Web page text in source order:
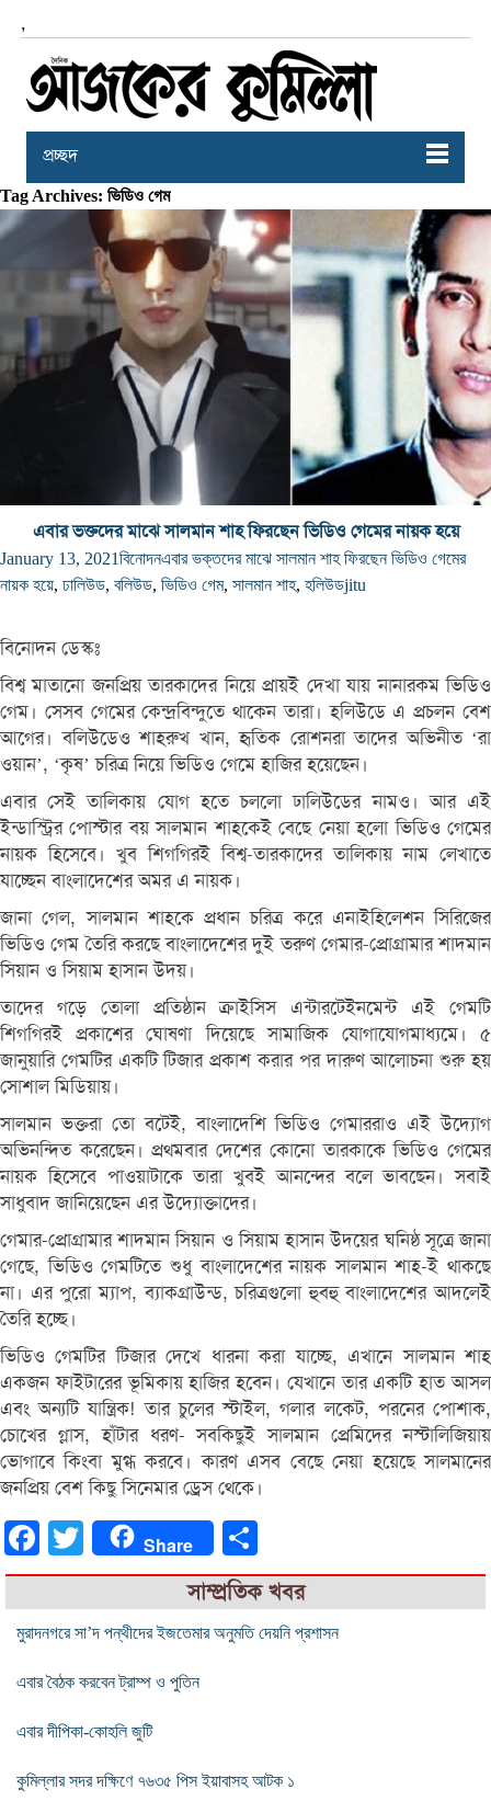
,
প্রচ্ছদ
Tag Archives: ভিডিও গেম
এবার ভক্তদের মাঝে সালমান শাহ ফিরছেন ভিডিও গেমের নায়ক হয়ে
January 13, 2021বিনোদনএবার ভক্তদের মাঝে সালমান শাহ ফিরছেন ভিডিও গেমের
নায়ক হয়ে, ঢালিউড, বলিউড, ভিডিও গেম, সালমান শাহ, হলিউডjitu
বিনোদন ডেস্কঃ
বিশ্ব মাতানো জনপ্রিয় তারকাদের নিয়ে প্রায়ই দেখা যায় নানারকম ভিডিও
গেম। সেসব গেমের কেন্দ্রবিন্দুতে থাকেন তারা। হলিউডে এ প্রচলন বেশ
আগের। বলিউডেও শাহরুখ খান, হৃতিক রোশনরা তাদের অভিনীত ‘রা
ওয়ান’, ‘কৃষ’ চরিত্র নিয়ে ভিডিও গেমে হাজির হয়েছেন।
এবার সেই তালিকায় যোগ হতে চললো ঢালিউডের নামও। আর এই
ইন্ডাস্ট্রির পোস্টার বয় সালমান শাহকেই বেছে নেয়া হলো ভিডিও গেমের
নায়ক হিসেবে। খুব শিগগিরই বিশ্ব-তারকাদের তালিকায় নাম লেখাতে
যাচ্ছেন বাংলাদেশের অমর এ নায়ক।
জানা গেল, সালমান শাহকে প্রধান চরিত্র করে এনাইহিলেশন সিরিজের
ভিডিও গেম তৈরি করছে বাংলাদেশের দুই তরুণ গেমার-প্রোগ্রামার শাদমান
সিয়ান ও সিয়াম হাসান উদয়।
তাদের গড়ে তোলা প্রতিষ্ঠান ক্রাইসিস এন্টারটেইনমেন্ট এই গেমটি
শিগগিরই প্রকাশের ঘোষণা দিয়েছে সামাজিক যোগাযোগমাধ্যমে। ৫
জানুয়ারি গেমটির একটি টিজার প্রকাশ করার পর দারুণ আলোচনা শুরু হয়
সোশাল মিডিয়ায়।
সালমান ভক্তরা তো বটেই, বাংলাদেশি ভিডিও গেমাররাও এই উদ্যোগ
অভিনন্দিত করেছেন। প্রথমবার দেশের কোনো তারকাকে ভিডিও গেমের
নায়ক হিসেবে পাওয়াটাকে তারা খুবই আনন্দের বলে ভাবছেন। সবাই
সাধুবাদ জানিয়েছেন এর উদ্যোক্তাদের।
গেমার-প্রোগ্রামার শাদমান সিয়ান ও সিয়াম হাসান উদয়ের ঘনিষ্ঠ সূত্রে জানা
গেছে, ভিডিও গেমটিতে শুধু বাংলাদেশের নায়ক সালমান শাহ-ই থাকছে
না। এর পুরো ম্যাপ, ব্যাকগ্রাউন্ড, চরিত্রগুলো হুবহু বাংলাদেশের আদলেই
তৈরি হচ্ছে।
ভিডিও গেমটির টিজার দেখে ধারনা করা যাচ্ছে, এখানে সালমান শাহ
একজন ফাইটারের ভূমিকায় হাজির হবেন। যেখানে তার একটি হাত আসল
এবং অন্যটি যান্ত্রিক! তার চুলের স্টাইল, গলার লকেট, পরনের পোশাক,
চোখের গ্লাস, হাঁটার ধরণ- সবকিছুই সালমান প্রেমিদের নস্টালিজিয়ায়
ভোগাবে কিংবা মুগ্ধ করবে। কারণ এসব বেছে নেয়া হয়েছে সালমানের
জনপ্রিয় বেশ কিছু সিনেমার ড্রেস থেকে।
FacebookTwitter Share
সাম্প্রতিক খবর
মুরাদনগরে সা’দ পন্থীদের ইজতেমার অনুমতি দেয়নি প্রশাসন
এবার বৈঠক করবেন ট্রাম্প ও পুতিন
এবার দীপিকা-কোহলি জুটি
কুমিল্লার সদর দক্ষিণে ৭৬৩৫ পিস ইয়াবাসহ আটক ১